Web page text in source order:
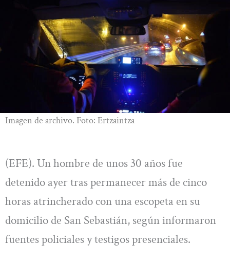
Imagen de archivo. Foto: Ertzaintza
(EFE). Un hombre de unos 30 años fue
detenido ayer tras permanecer más de cinco
horas atrincherado con una escopeta en su
domicilio de San Sebastián, según informaron
fuentes policiales y testigos presenciales.